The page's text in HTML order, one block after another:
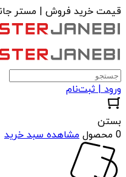
قیمت خرید فروش | مستر
ورود | ثبت‌نام
بستن
0 محصول
مشاهده سبد خرید